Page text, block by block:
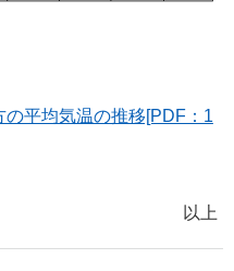
平均気温の推移[PDF：1
以上